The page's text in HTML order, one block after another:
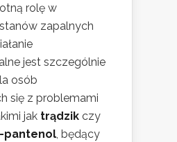
rolę w
zapalnych
jest szczególnie
osób
się z problemami
jak trądzik czy
pantenol, będący